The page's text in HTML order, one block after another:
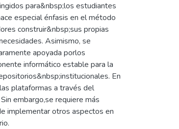
para&nbsp;los estudiantes
especial énfasis en el método
construir&nbsp;sus propias
Asimismo, se
apoyada porlos
informático estable para la
En
plataformas a través del
embargo,se requiere más
implementar otros aspectos en